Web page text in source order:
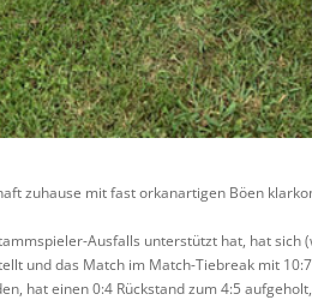
zuhause mit fast orkanartigen Böen
Ausfalls unterstützt hat, hat
und das Match im Match-Tiebreak mit
hat einen 0:4 Rückstand zum 4:5